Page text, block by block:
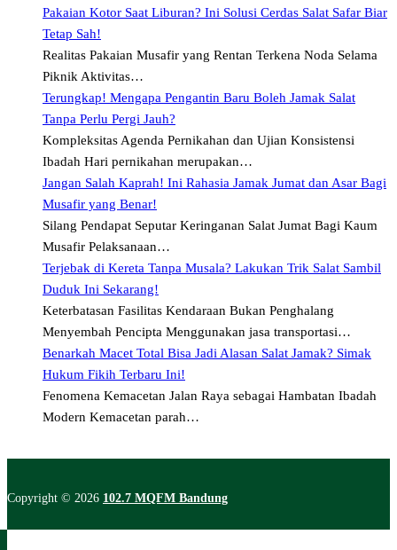
Pakaian Kotor Saat Liburan? Ini Solusi Cerdas Salat Safar Biar
Tetap Sah!
Realitas Pakaian Musafir yang Rentan Terkena Noda Selama
Piknik Aktivitas…
Terungkap! Mengapa Pengantin Baru Boleh Jamak Salat
Tanpa Perlu Pergi Jauh?
Kompleksitas Agenda Pernikahan dan Ujian Konsistensi
Ibadah Hari pernikahan merupakan…
Jangan Salah Kaprah! Ini Rahasia Jamak Jumat dan Asar Bagi
Musafir yang Benar!
Silang Pendapat Seputar Keringanan Salat Jumat Bagi Kaum
Musafir Pelaksanaan…
Terjebak di Kereta Tanpa Musala? Lakukan Trik Salat Sambil
Duduk Ini Sekarang!
Keterbatasan Fasilitas Kendaraan Bukan Penghalang
Menyembah Pencipta Menggunakan jasa transportasi…
Benarkah Macet Total Bisa Jadi Alasan Salat Jamak? Simak
Hukum Fikih Terbaru Ini!
Fenomena Kemacetan Jalan Raya sebagai Hambatan Ibadah
Modern Kemacetan parah…
Copyright © 2026 102.7 MQFM Bandung